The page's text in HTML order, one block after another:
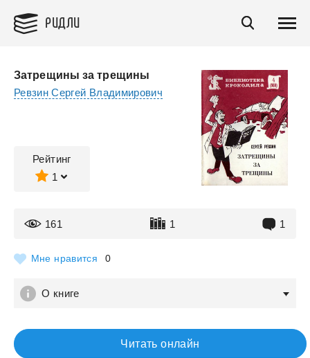
РИДЛИ
Затрещины за трещины
Ревзин Сергей Владимирович
Рейтинг
1
161 1 1
Мне нравится 0
О книге
Читать онлайн